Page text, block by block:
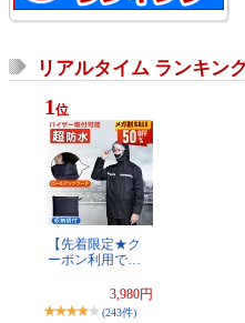
リアルタイム ランキン
1 位
【先着限定★ク
ーポン利用で…
3,980円
(243件)